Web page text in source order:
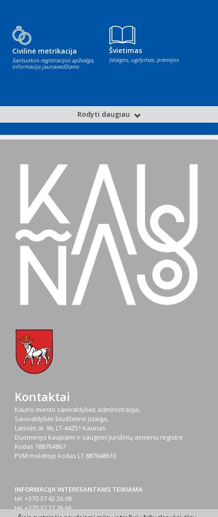
Civilinė metrikacija
Santuokos registracijos apžvalga,
informacija jaunavedžiams
Švietimas
Įstaigos, ugdymas, premijos
Rodyti daugiau
Kontaktai
Kauno miesto savivaldybės administracija,
Savivaldybės biudžetinė įstaiga,
Laisvės al. 96, LT-44251 Kaunas
Duomenys kaupiami ir saugomi Juridinių asmenų registre
Kodas 188764867
PVM mokėtojo kodas LT 887648610
INFORMACIJA INTERESANTAMS TEIKIAMA
tel. +370 37 42 26 08
tel. +370 37 77 76 66